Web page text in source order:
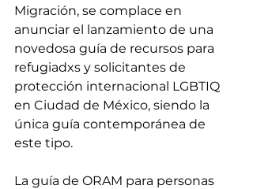
Migración, se complace en
anunciar el lanzamiento de una
novedosa guía de recursos para
refugiadxs y solicitantes de
protección internacional LGBTIQ
en Ciudad de México, siendo la
única guía contemporánea de
este tipo.
La guía de ORAM para personas